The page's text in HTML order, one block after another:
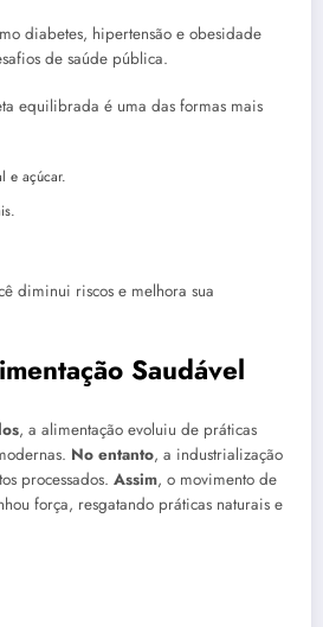
diabetes, hipertensão e obesidade
de saúde pública.
equilibrada é uma das formas mais
e açúcar.
diminui riscos e melhora sua
Saudável
, a alimentação evoluiu de práticas
No entanto, a industrialização
processados. Assim, o movimento de
força, resgatando práticas naturais e